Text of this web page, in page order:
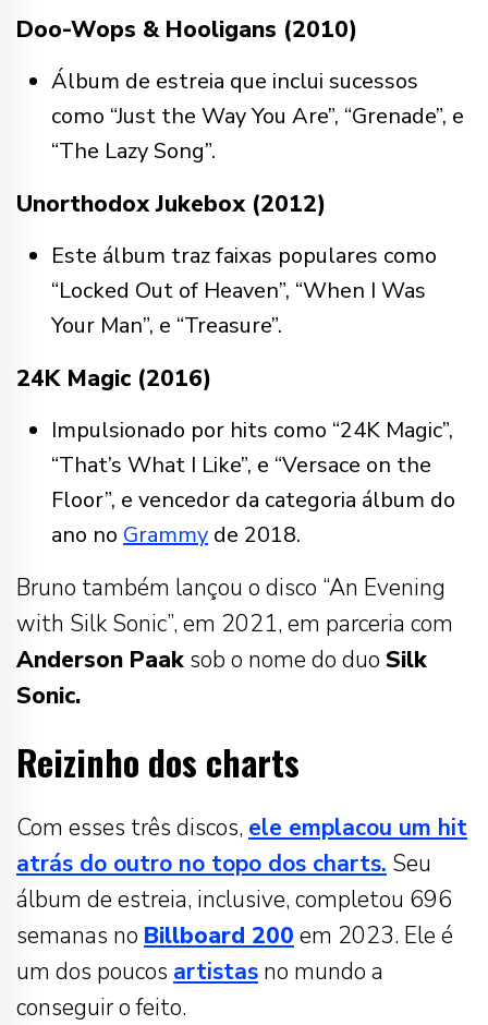
Doo-Wops & Hooligans (2010)
Álbum de estreia que inclui sucessos
como “Just the Way You Are”, “Grenade”, e
“The Lazy Song”.
Unorthodox Jukebox (2012)
Este álbum traz faixas populares como
“Locked Out of Heaven”, “When I Was
Your Man”, e “Treasure”.
24K Magic (2016)
Impulsionado por hits como “24K Magic”,
“That’s What I Like”, e “Versace on the
Floor”, e vencedor da categoria álbum do
ano no Grammy de 2018.
Bruno também lançou o disco “An Evening
with Silk Sonic”, em 2021, em parceria com
Anderson Paak sob o nome do duo Silk
Sonic.
Reizinho dos charts
Com esses três discos, ele emplacou um hit
atrás do outro no topo dos charts. Seu
álbum de estreia, inclusive, completou 696
semanas no Billboard 200 em 2023. Ele é
um dos poucos artistas no mundo a
conseguir o feito.